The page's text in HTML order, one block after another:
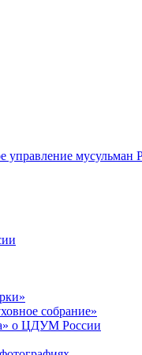
управление мусульман
собрание»
о ЦДУМ России